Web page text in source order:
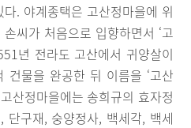
. 야계종택은 고산정마을에 위
씨가 처음으로 입향하면서 ‘고
년 전라도 고산에서 귀양살이
물을 완공한 뒤 이름을 ‘고산
산정마을에는 송희규의 효자정
단구재, 숭양정사, 백세각, 백세